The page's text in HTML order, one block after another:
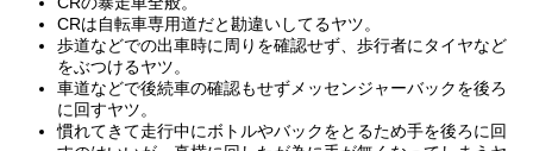
CRは自転車専用道だと勘違いしてるヤツ。
歩道などでの出車時に周りを確認せず、歩行者にタイヤなど
をぶつけるヤツ。
車道などで後続車の確認もせずメッセンジャーバックを後ろ
に回すヤツ。
慣れてきて走行中にボトルやバックをとるため手を後ろに回